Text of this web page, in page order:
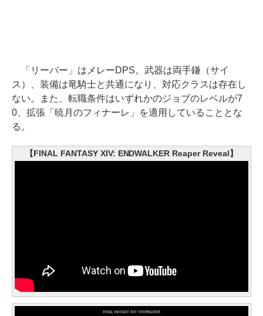
「リーパー」はメレーDPS。武器は両手鎌（サイ
ス）、装備は竜騎士と共通になり、対応クラスは存在し
ない。また、転職条件はいずれかのジョブのレベルが7
0、拡張「暁月のフィナーレ」を適用していることとな
る。
【FINAL FANTASY XIV: ENDWALKER Reaper Reveal】